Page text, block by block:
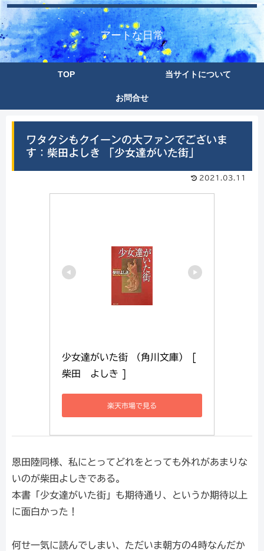
アートな日常
TOP 当サイトについて
お問合せ
ワタクシもクイーンの大ファンでございま
す：柴田よしき 「少女達がいた街」
2021.03.11
少女達がいた街 （角川文庫） [
柴田　よしき ]
楽天市場で見る
恩田陸同様、私にとってどれをとっても外れがあまりな
いのが柴田よしきである。
本書「少女達がいた街」も期待通り、というか期待以上
に面白かった！
何せ一気に読んでしまい、ただいま朝方の4時なんだか